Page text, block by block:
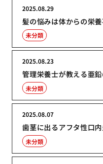
髪の悩みは体からの栄
2025.08.29
未分類
管理栄養士が教える亜
2025.08.23
未分類
歯茎に出るアフタ性口
2025.08.07
未分類